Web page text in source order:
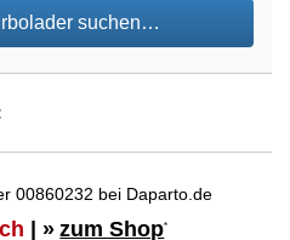
suchen…
00860232 bei Daparto.de
| » zum Shop*